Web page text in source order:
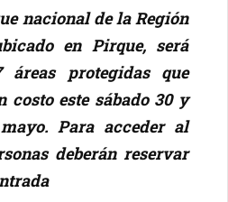
nacional de la Región
en Pirque, será
protegidas que
costo este sábado 30 y
Para acceder al
deberán reservar